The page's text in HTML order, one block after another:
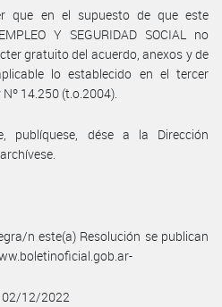
que en el supuesto de que este
Y SEGURIDAD SOCIAL no
gratuito del acuerdo, anexos y de
lo establecido en el tercer
14.250 (t.o.2004).
publíquese, dése a la Dirección
n este(a) Resolución se publican
02/12/2022